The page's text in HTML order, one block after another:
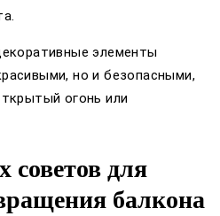
элементы
но и безопасными,
огонь или
советов для
балкона